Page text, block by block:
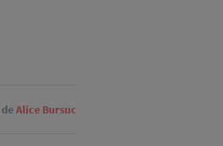
deAlice Bursuc